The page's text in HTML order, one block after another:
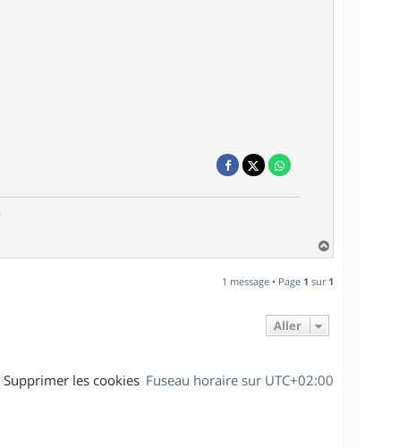
a
t
1 message • Page 1 sur 1
Aller
Fuseau horaire sur UTC+02:00
Supprimer les cookies